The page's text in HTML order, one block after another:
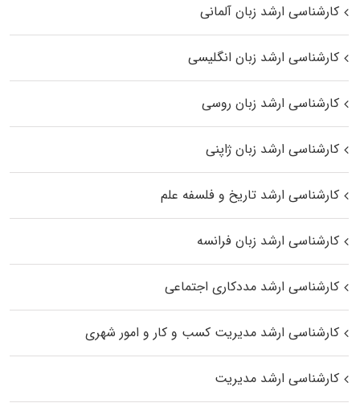
کارشناسی ارشد زبان آلمانی
کارشناسی ارشد زبان انگلیسی
کارشناسی ارشد زبان روسی
کارشناسی ارشد زبان ژاپنی
کارشناسی ارشد تاریخ و فلسفه علم
کارشناسی ارشد زبان فرانسه
کارشناسی ارشد مددکاری اجتماعی
کارشناسی ارشد مدیریت کسب و کار و امور شهری
کارشناسی ارشد مدیریت